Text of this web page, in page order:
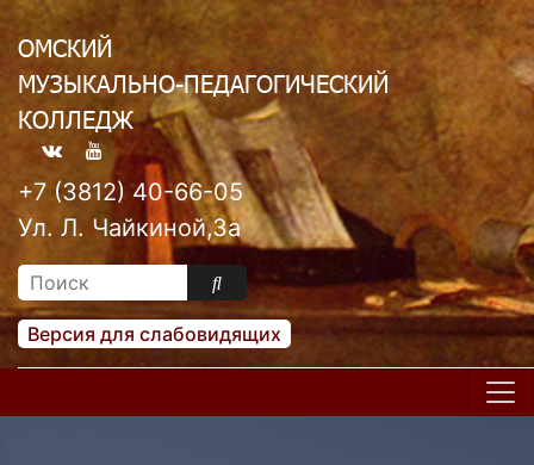
ОМСКИЙ
МУЗЫКАЛЬНО-ПЕДАГОГИЧЕСКИЙ
КОЛЛЕДЖ
+7 (3812) 40-66-05
Ул. Л. Чайкиной,3а
Версия для слабовидящих